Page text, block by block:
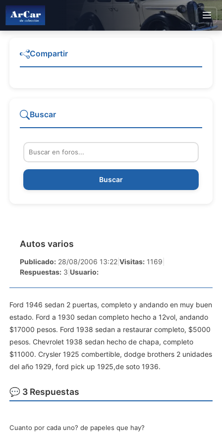
Autos varios
Publicado: 28/08/2006 13:22 Visitas: 1169
Respuestas: 3 Usuario:
Ford 1946 sedan 2 puertas, completo y andando en muy buen
estado. Ford a 1930 sedan completo hecho a 12vol, andando
$17000 pesos. Ford 1938 sedan a restaurar completo, $5000
pesos. Chevrolet 1938 sedan hecho de chapa, completo
$11000. Crysler 1925 combertible, dodge brothers 2 unidades
del año 1929, ford pick up 1925,de soto 1936.
💬 3 Respuestas
Cuanto por cada uno? de papeles que hay?
Compartir
Buscar
Buscar